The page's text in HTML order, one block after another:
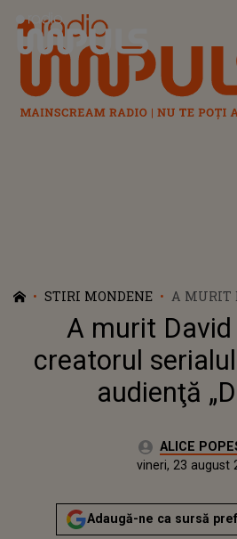
Radio Impuls
STIRI MONDENE
A MURIT
MARE
A murit
creatorul
audienţă
Autor:ALICE
miercuri, 23 august 2023Actualizat:
vineri, 23 august
Adaugă-ne ca sursă